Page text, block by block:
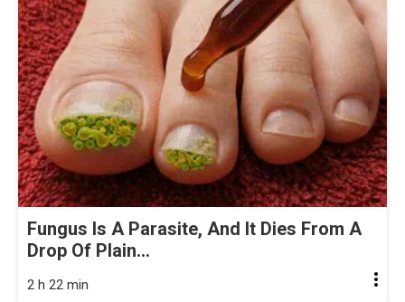
Fungus Is A Parasite, And It Dies From A
Drop Of Plain...
2 h 22 min